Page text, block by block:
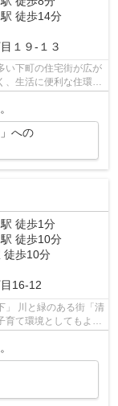
駅 徒歩14分
１９-１３
への
駅 徒歩1分
駅 徒歩10分
徒歩10分
目16-12
育て環境としてもよ